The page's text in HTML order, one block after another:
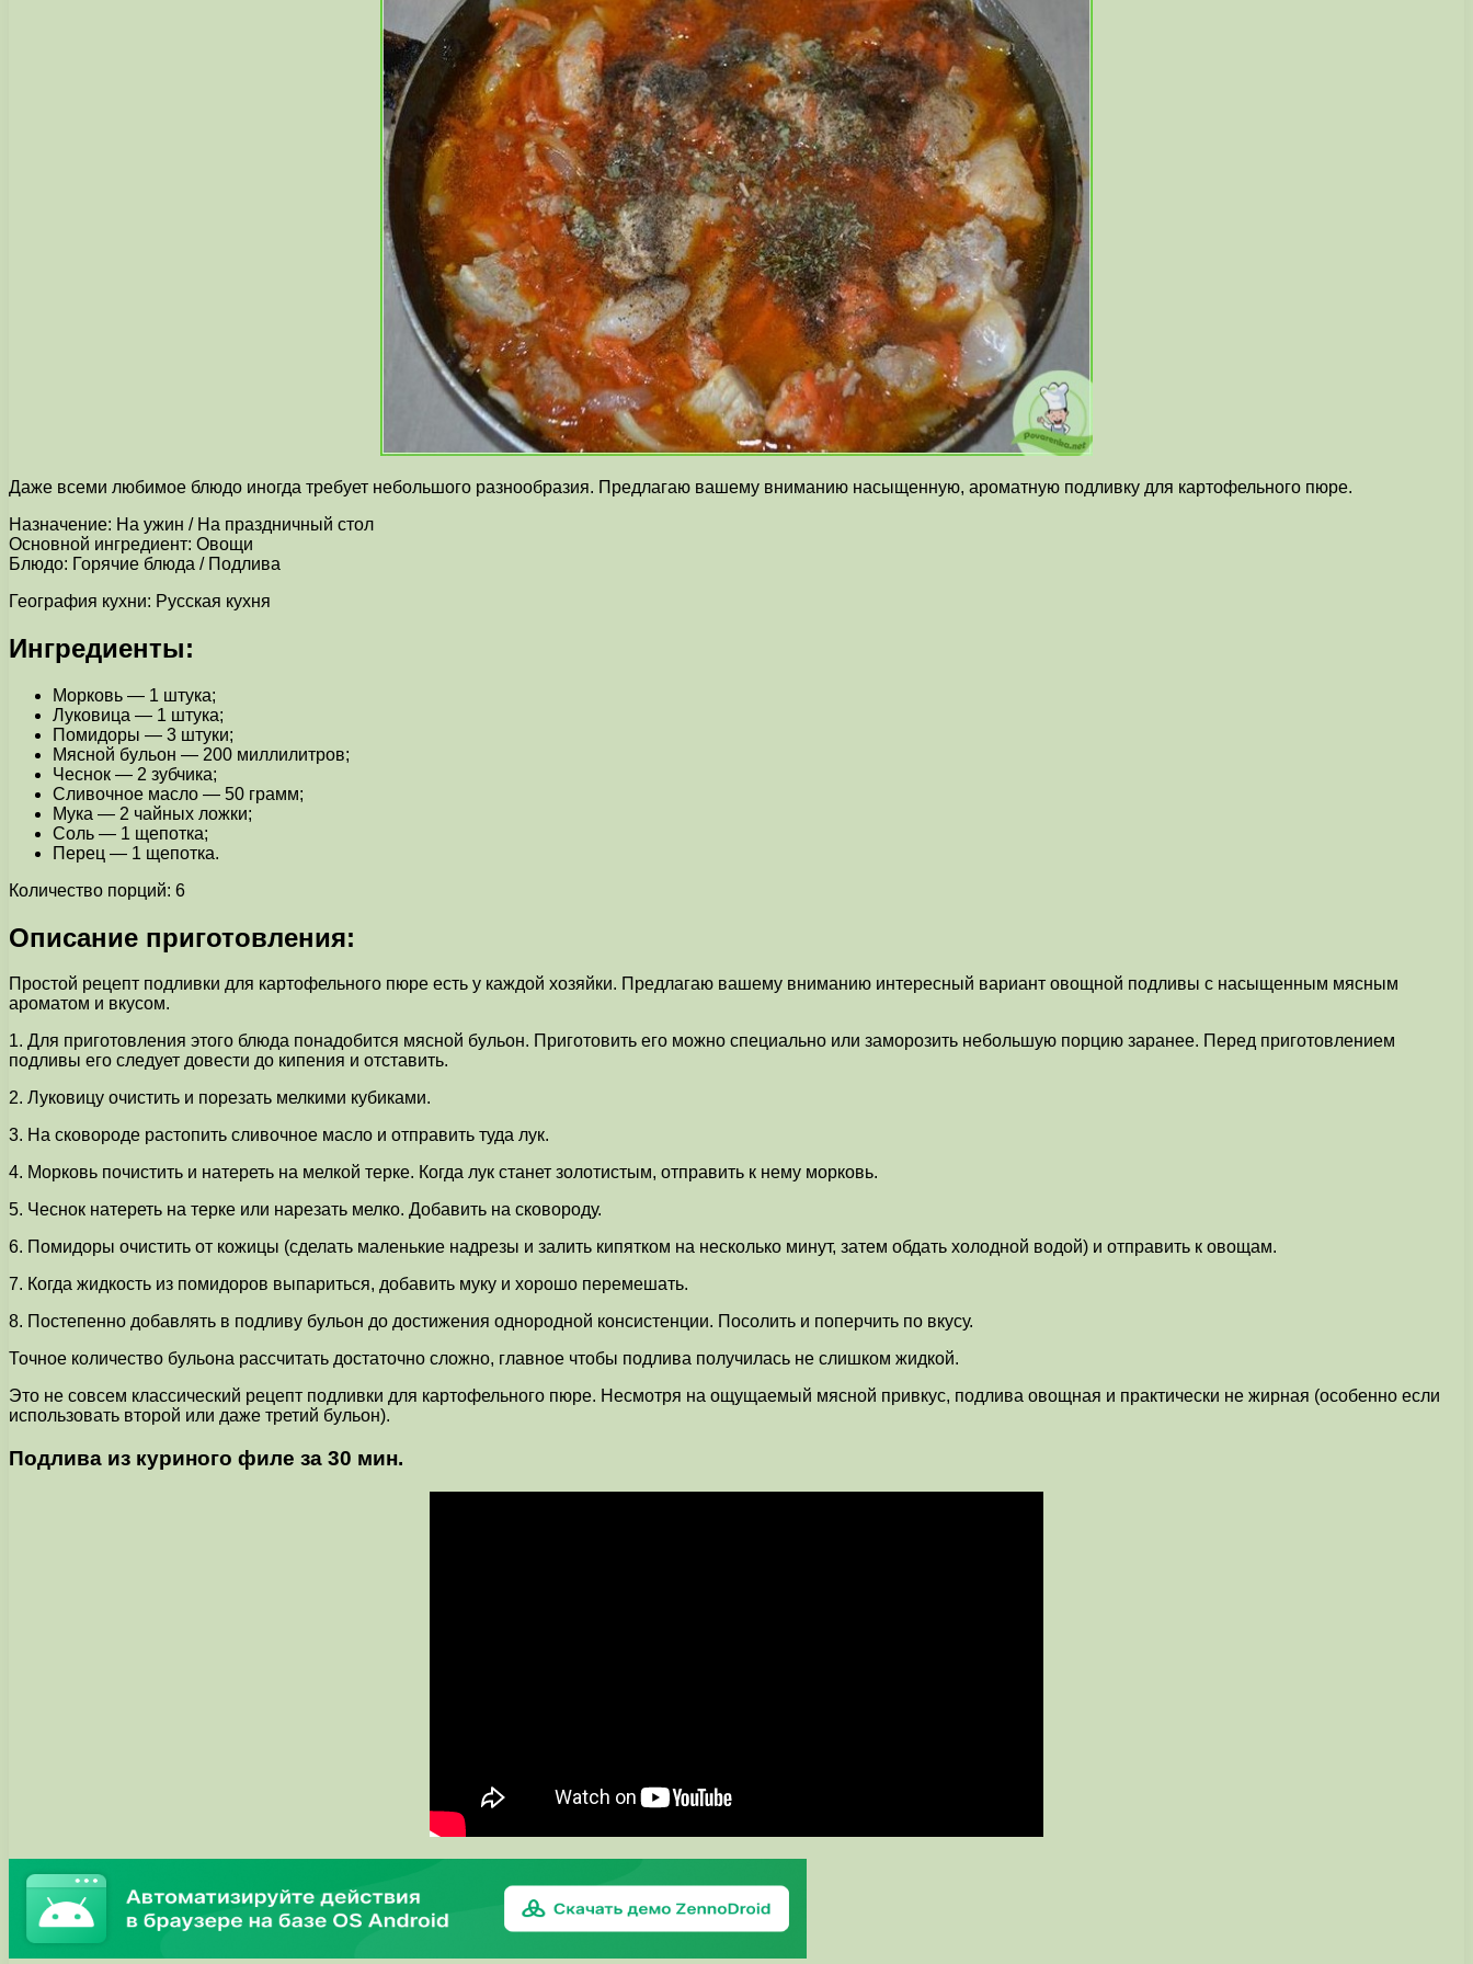
Даже всеми любимое блюдо иногда требует небольшого разнообразия. Предлагаю вашему вниманию насыщенную, ароматную подливку для картофельного пюре.
Назначение: На ужин / На праздничный стол
Основной ингредиент: Овощи
Блюдо: Горячие блюда / Подлива
География кухни: Русская кухня
Ингредиенты:
Морковь — 1 штука;
Луковица — 1 штука;
Помидоры — 3 штуки;
Мясной бульон — 200 миллилитров;
Чеснок — 2 зубчика;
Сливочное масло — 50 грамм;
Мука — 2 чайных ложки;
Соль — 1 щепотка;
Перец — 1 щепотка.
Количество порций: 6
Описание приготовления:
Простой рецепт подливки для картофельного пюре есть у каждой хозяйки. Предлагаю вашему вниманию интересный вариант овощной подливы с насыщенным мясным
ароматом и вкусом.
1. Для приготовления этого блюда понадобится мясной бульон. Приготовить его можно специально или заморозить небольшую порцию заранее. Перед приготовлением
подливы его следует довести до кипения и отставить.
2. Луковицу очистить и порезать мелкими кубиками.
3. На сковороде растопить сливочное масло и отправить туда лук.
4. Морковь почистить и натереть на мелкой терке. Когда лук станет золотистым, отправить к нему морковь.
5. Чеснок натереть на терке или нарезать мелко. Добавить на сковороду.
6. Помидоры очистить от кожицы (сделать маленькие надрезы и залить кипятком на несколько минут, затем обдать холодной водой) и отправить к овощам.
7. Когда жидкость из помидоров выпариться, добавить муку и хорошо перемешать.
8. Постепенно добавлять в подливу бульон до достижения однородной консистенции. Посолить и поперчить по вкусу.
Точное количество бульона рассчитать достаточно сложно, главное чтобы подлива получилась не слишком жидкой.
Это не совсем классический рецепт подливки для картофельного пюре. Несмотря на ощущаемый мясной привкус, подлива овощная и практически не жирная (особенно если
использовать второй или даже третий бульон).
Подлива из куриного филе за 30 мин.